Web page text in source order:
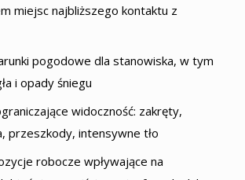
miejsc najbliższego kontaktu z
pogodowe dla stanowiska, w tym
i opady śniegu
widoczność: zakręty,
przeszkody, intensywne tło
robocze wpływające na